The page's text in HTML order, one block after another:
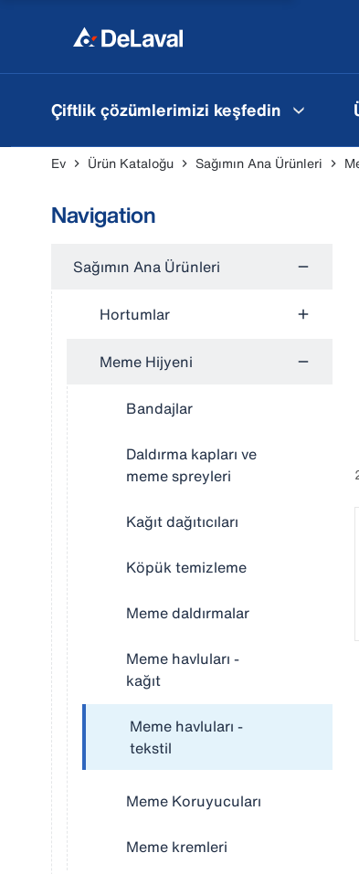
Çiftlik çözümlerimizi keşfedin
Ev Ürün Kataloğu Sağımın Ana Ürünleri
Navigation
Sağımın Ana Ürünleri
Hortumlar
Meme Hijyeni
Bandajlar
Daldırma kapları ve
meme spreyleri
Kağıt dağıtıcıları
Köpük temizleme
Meme daldırmalar
Meme havluları -
kağıt
Meme havluları -
tekstil
Meme Koruyucuları
Meme kremleri